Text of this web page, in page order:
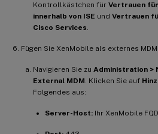
Kontrollkästchen für Vertrauen
innerhalb von ISE und Vertrauen
Cisco Services.
Fügen Sie XenMobile als externes
Navigieren Sie zu Administration >
External MDM. Klicken Sie auf
Folgendes aus:
Server-Host: Ihr XenMobile